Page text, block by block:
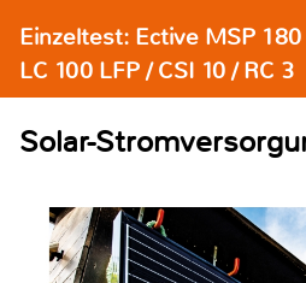
Einzeltest: Ective MSP
LC 100 LFP / CSI 10 / RC 3
Solar-